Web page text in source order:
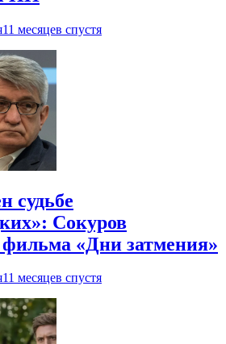
11 месяцев спустя
судьбе
Сокуров
фильма «Дни затмения»
11 месяцев спустя